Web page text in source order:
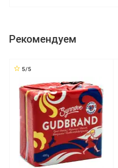
Рекомендуем
5/5